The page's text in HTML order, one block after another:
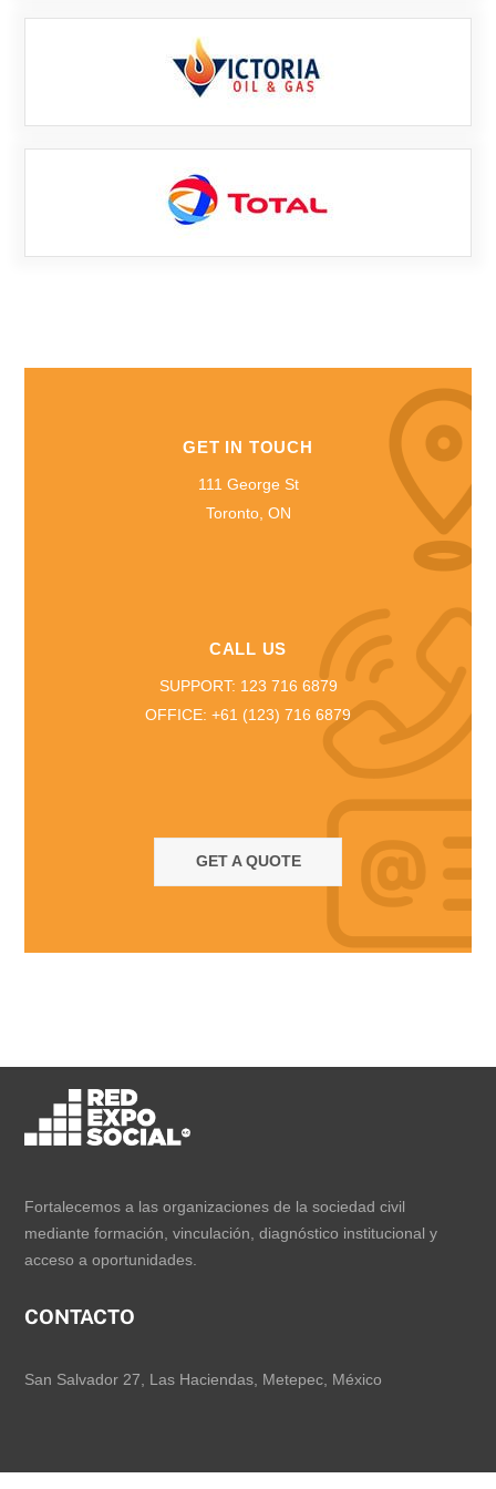
GET IN TOUCH
111 George St
Toronto, ON
CALL US
SUPPORT: 123 716 6879
OFFICE: +61 (123) 716 6879
GET A QUOTE
Fortalecemos a las organizaciones de la sociedad civil
mediante formación, vinculación, diagnóstico institucional y
acceso a oportunidades.
CONTACTO
San Salvador 27, Las Haciendas, Metepec, México